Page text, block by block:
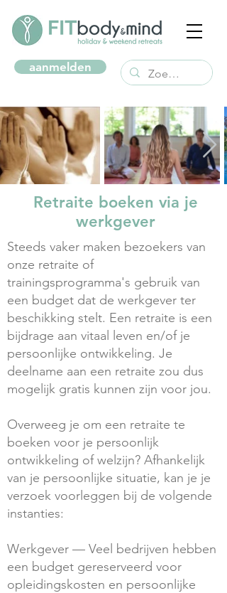
aanmelden
Retraite boeken via je
werkgever
Steeds vaker maken bezoekers van
onze retraite of
trainingsprogramma's gebruik van
een budget dat de werkgever ter
beschikking stelt. Een retraite is een
bijdrage aan vitaal leven en/of je
persoonlijke ontwikkeling. Je
deelname aan een retraite zou dus
mogelijk gratis kunnen zijn voor jou.
Overweeg je om een retraite te
boeken voor je persoonlijk
ontwikkeling of welzijn? Afhankelijk
van je persoonlijke situatie, kan je je
verzoek voorleggen bij de volgende
instanties:
Werkgever — Veel bedrijven hebben
een budget gereserveerd voor
opleidingskosten en persoonlijke